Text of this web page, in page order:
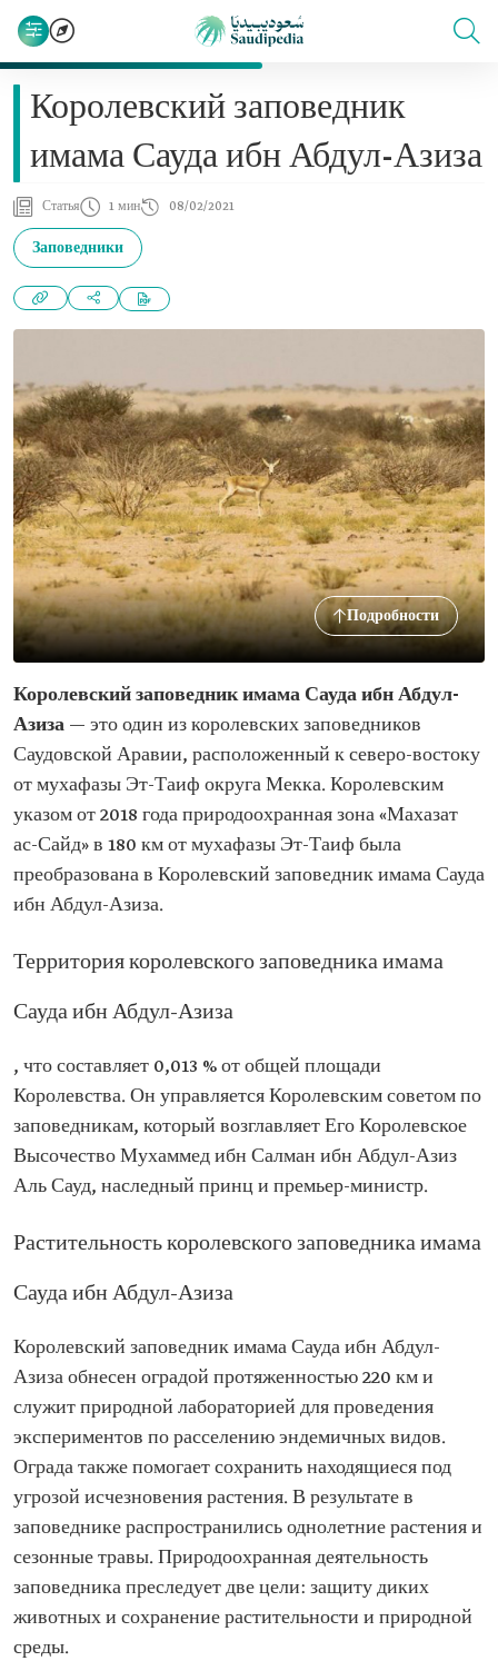
Королевский заповедник
имама Сауда ибн Абдул-Азиза
Статья 1 мин 08/02/2021
Заповедники
Подробности
Королевский заповедник имама Сауда ибн Абдул-
Азиза — это один из королевских заповедников
Саудовской Аравии, расположенный к северо-востоку
от мухафазы Эт-Таиф округа Мекка. Королевским
указом от 2018 года природоохранная зона «Махазат
ас-Сайд» в 180 км от мухафазы Эт-Таиф была
преобразована в Королевский заповедник имама Сауда
ибн Абдул-Азиза.
Территория королевского заповедника имама
Сауда ибн Абдул-Азиза
, что составляет 0,013 % от общей площади
Королевства. Он управляется Королевским советом по
заповедникам, который возглавляет Его Королевское
Высочество Мухаммед ибн Салман ибн Абдул-Азиз
Аль Сауд, наследный принц и премьер-министр.
Растительность королевского заповедника имама
Сауда ибн Абдул-Азиза
Королевский заповедник имама Сауда ибн Абдул-
Азиза обнесен оградой протяженностью 220 км и
служит природной лабораторией для проведения
экспериментов по расселению эндемичных видов.
Ограда также помогает сохранить находящиеся под
угрозой исчезновения растения. В результате в
заповеднике распространились однолетние растения и
сезонные травы. Природоохранная деятельность
заповедника преследует две цели: защиту диких
животных и сохранение растительности и природной
среды.